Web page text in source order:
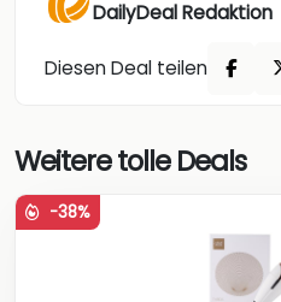
DailyDeal Redaktion
Diesen Deal teilen
Weitere tolle Deals
-38%